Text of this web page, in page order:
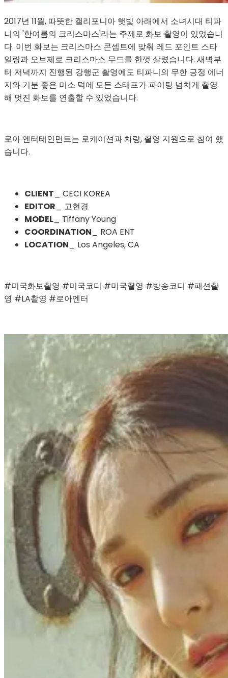
2017년 11월, 따뜻한 캘리포니아 햇빛 아래에서 소녀시대 티파
니의 '한여름의 크리스마스'라는 주제로 화보 촬영이 있었습니
다. 이번 화보는 크리스마스 콘셉트에 맞춰 레드 포인트 스타
일링과 오브제로 크리스마스 무드를 한껏 살렸습니다. 새벽부
터 저녁까지 진행된 강행군 촬영에도 티파니의 무한 긍정 에너
지와 기분 좋은 미소 덕에 모든 스태프가 파이팅 넘치게 촬영
해 멋진 화보를 연출할 수 있었습니다.
로아 엔터테인먼트는 로케이션과 차량, 촬영 지원으로 참여 했
습니다.
CLIENT _ CECI KOREA
EDITOR _ 고현경
MODEL _ Tiffany Young
COORDINATION _ ROA ENT
LOCATION _ Los Angeles, CA
#미국화보촬영 #미국코디 #미국촬영 #방송코디 #패션촬
영 #LA촬영 #로아엔터